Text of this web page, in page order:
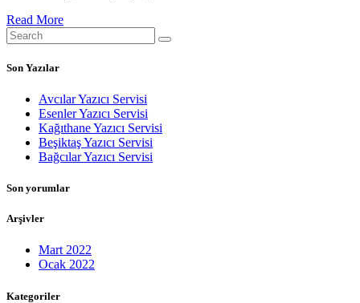
Read More
Son Yazılar
Avcılar Yazıcı Servisi
Esenler Yazıcı Servisi
Kağıthane Yazıcı Servisi
Beşiktaş Yazıcı Servisi
Bağcılar Yazıcı Servisi
Son yorumlar
Arşivler
Mart 2022
Ocak 2022
Kategoriler